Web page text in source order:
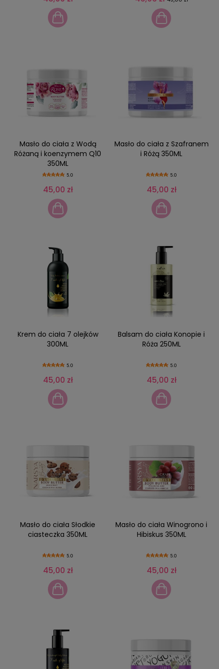
Masło do ciała z Wodą
Różaną i koenzymem Q10
350ML
5.0
45,00 zł
Masło do ciała z Szafranem
i Różą 350ML
5.0
45,00 zł
Krem do ciała 7 olejków
300ML
5.0
45,00 zł
Balsam do ciała Konopie i
Róża 250ML
5.0
45,00 zł
Masło do ciała Słodkie
ciasteczka 350ML
5.0
45,00 zł
Masło do ciała Winogrono i
Hibiskus 350ML
5.0
45,00 zł